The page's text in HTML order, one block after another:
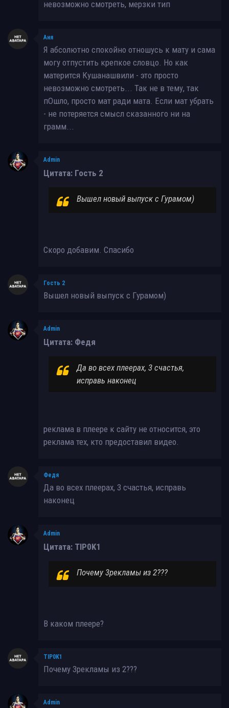
невозможно смотреть, мерзки тип
Аня
Я абсолютно спокойно отношусь к мату и сама
могу отпустить крепкое словцо. Но как
матерится Кушанашвили - это просто
невозможно смотреть... Так не в тему, так
пОшло, просто мат ради мата. Если мат убрать
- не потеряется смысл сказанного ни на
грамм...
Admin
Цитата: Гость 2
Вышел новый выпуск с Гурамом)
Скоро добавим. Спасибо
Гость 2
Вышел новый выпуск с Гурамом)
Admin
Цитата: Федя
Да во всех плеерах, 3 счастья,
исправь наконец
реклама в плеере к сайту не относится, это
реклама тех, кто предоставил видео.
Федя
Да во всех плеерах, 3 счастья, исправь
наконец
Admin
Цитата: TIP0K1
Почему 3рекламы из 2???
В каком плеере?
TIP0K1
Почему 3рекламы из 2???
Admin